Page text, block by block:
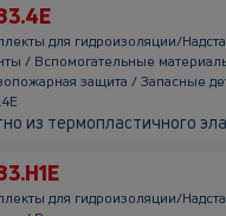
для гидроизоляции/
/ Вспомогательные
защита / Запасные
из термопластичного
для гидроизоляции/